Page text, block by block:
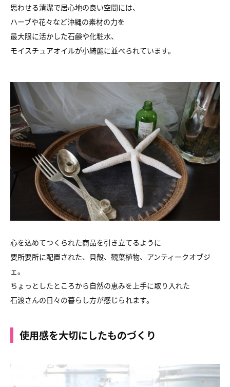
思わせる清潔で居心地の良い空間には、
ハーブや花々など沖縄の素材の力を
最大限に活かした石鹸や化粧水、
モイスチュアオイルが小綺麗に並べられています。
心を込めてつくられた商品を引き立てるように
要所要所に配置された、貝殻、観葉植物、アンティークオブジ
ェ。
ちょっとしたところから自然の恵みを上手に取り入れた
石渡さんの日々の暮らし方が感じられます。
使用感を大切にしたものづくり